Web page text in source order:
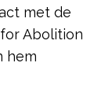
met de
Abolition
hem